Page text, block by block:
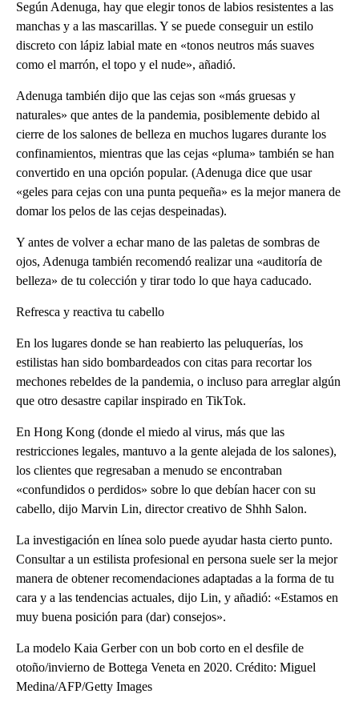
Según Adenuga, hay que elegir tonos de labios resistentes a las
manchas y a las mascarillas. Y se puede conseguir un estilo
discreto con lápiz labial mate en «tonos neutros más suaves
como el marrón, el topo y el nude», añadió.
Adenuga también dijo que las cejas son «más gruesas y
naturales» que antes de la pandemia, posiblemente debido al
cierre de los salones de belleza en muchos lugares durante los
confinamientos, mientras que las cejas «pluma» también se han
convertido en una opción popular. (Adenuga dice que usar
«geles para cejas con una punta pequeña» es la mejor manera de
domar los pelos de las cejas despeinadas).
Y antes de volver a echar mano de las paletas de sombras de
ojos, Adenuga también recomendó realizar una «auditoría de
belleza» de tu colección y tirar todo lo que haya caducado.
Refresca y reactiva tu cabello
En los lugares donde se han reabierto las peluquerías, los
estilistas han sido bombardeados con citas para recortar los
mechones rebeldes de la pandemia, o incluso para arreglar algún
que otro desastre capilar inspirado en TikTok.
En Hong Kong (donde el miedo al virus, más que las
restricciones legales, mantuvo a la gente alejada de los salones),
los clientes que regresaban a menudo se encontraban
«confundidos o perdidos» sobre lo que debían hacer con su
cabello, dijo Marvin Lin, director creativo de Shhh Salon.
La investigación en línea solo puede ayudar hasta cierto punto.
Consultar a un estilista profesional en persona suele ser la mejor
manera de obtener recomendaciones adaptadas a la forma de tu
cara y a las tendencias actuales, dijo Lin, y añadió: «Estamos en
muy buena posición para (dar) consejos».
La modelo Kaia Gerber con un bob corto en el desfile de
otoño/invierno de Bottega Veneta en 2020. Crédito: Miguel
Medina/AFP/Getty Images